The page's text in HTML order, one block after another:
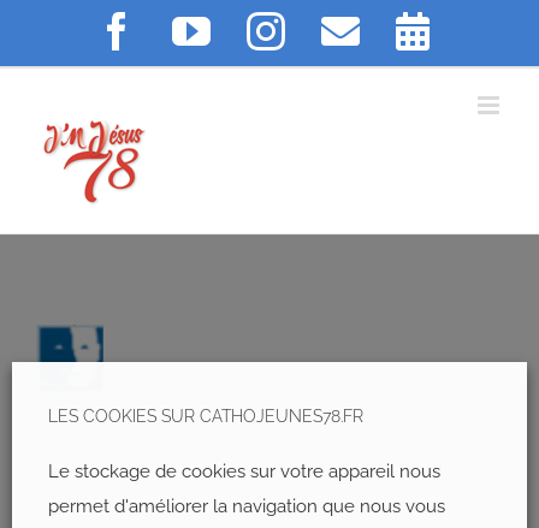
Facebook
YouTubeInstagram
Email
LES COOKIES SUR CATHOJEUNES78.FR
Le stockage de cookies sur votre appareil nous
permet d'améliorer la navigation que nous vous